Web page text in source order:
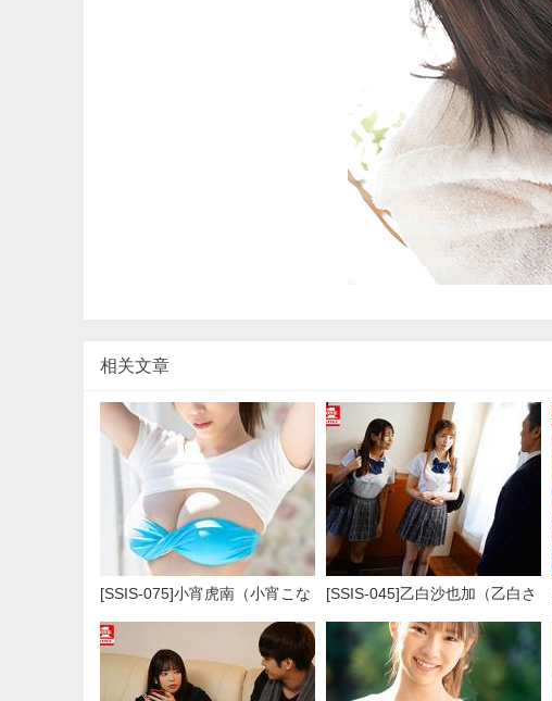
相关文章
[SSIS-075]小宵虎南（小宵こな
ん） 第一次摄影的时候明明很
[SSIS-045]乙白沙也加（乙白さ
やか） 一家里全是男人